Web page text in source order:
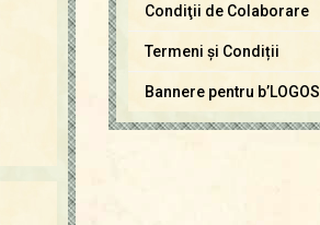
u
Condiţii de Colaborare
Termeni și Condiții
Bannere pentru b’LOGOS